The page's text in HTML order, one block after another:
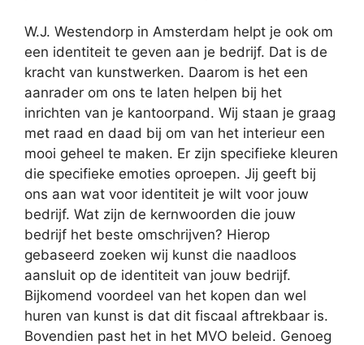
W.J. Westendorp in Amsterdam helpt je ook om
een identiteit te geven aan je bedrijf. Dat is de
kracht van kunstwerken. Daarom is het een
aanrader om ons te laten helpen bij het
inrichten van je kantoorpand. Wij staan je graag
met raad en daad bij om van het interieur een
mooi geheel te maken. Er zijn specifieke kleuren
die specifieke emoties oproepen. Jij geeft bij
ons aan wat voor identiteit je wilt voor jouw
bedrijf. Wat zijn de kernwoorden die jouw
bedrijf het beste omschrijven? Hierop
gebaseerd zoeken wij kunst die naadloos
aansluit op de identiteit van jouw bedrijf.
Bijkomend voordeel van het kopen dan wel
huren van kunst is dat dit fiscaal aftrekbaar is.
Bovendien past het in het MVO beleid. Genoeg